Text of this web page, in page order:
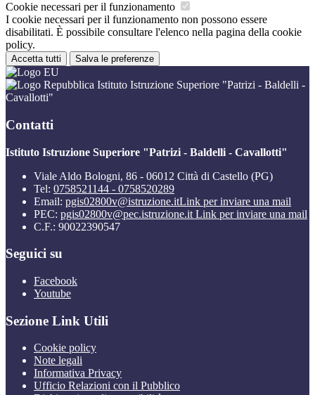
Cookie necessari per il funzionamento
I cookie necessari per il funzionamento non possono essere
disabilitati. È possibile consultare l'elenco nella pagina della cookie
policy.
Accetta tutti Salva le preferenze
Istituto Istruzione Superiore "Patrizi - Baldelli -
Cavallotti"
Contatti
Istituto Istruzione Superiore "Patrizi - Baldelli - Cavallotti"
Viale Aldo Bologni, 86 - 06012 Città di Castello (PG)
Tel: 0758521144 - 0758520289
Email: pgis02800v@istruzione.itLink per inviare una mail
PEC: pgis02800v@pec.istruzione.it Link per inviare una mail
C.F.: 90022390547
Seguici su
Facebook
Youtube
Sezione Link Utili
Cookie policy
Note legali
Informativa Privacy
Ufficio Relazioni con il Pubblico